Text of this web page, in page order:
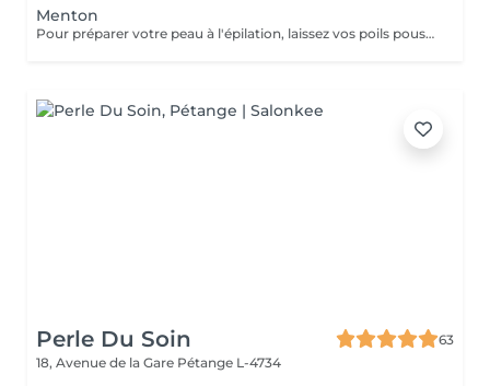
Menton
Pour préparer votre peau à l'épilation, laissez vos poils pousser pendant au moins deux semaines après le dernier rasage pour assurer une longueur adéquate. Il est également recommandé, mais non indispensable, d'effectuer un gommage doux 24 heures avant la séance pour éliminer les cellules mortes et faciliter l'extraction des poils. Le jour de l'épilation, évitez d'appliquer des crèmes ou des huiles sur la zone concernée afin d'assurer une bonne adhérence de la cire. Enfin, protégez votre peau en évitant l'exposition au soleil ou les séances de bronzage, qui pourraient la rendre plus sensible et irritable.
Perle Du Soin
63
18, Avenue de la Gare Pétange L-4734